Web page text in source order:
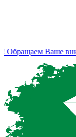
Ваше